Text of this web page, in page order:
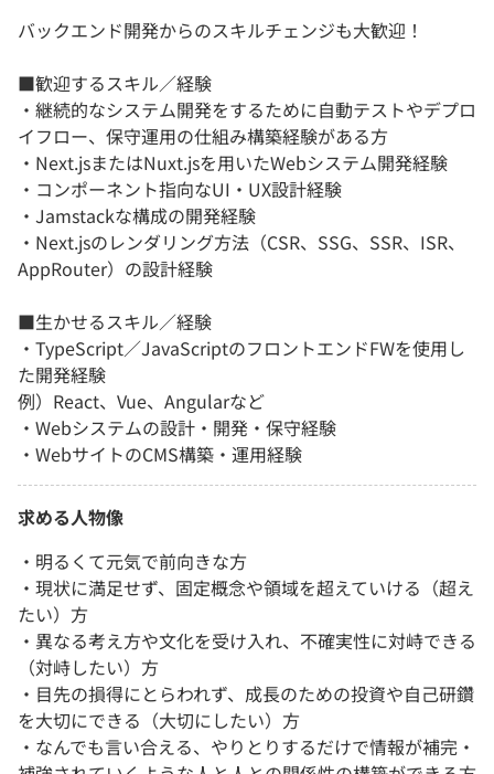
バックエンド開発からのスキルチェンジも大歓迎！
■歓迎するスキル／経験
・継続的なシステム開発をするために自動テストやデプロ
イフロー、保守運用の仕組み構築経験がある方
・Next.jsまたはNuxt.jsを用いたWebシステム開発経験
・コンポーネント指向なUI・UX設計経験
・Jamstackな構成の開発経験
・Next.jsのレンダリング方法（CSR、SSG、SSR、ISR、
AppRouter）の設計経験
■生かせるスキル／経験
・TypeScript／JavaScriptのフロントエンドFWを使用し
た開発経験
例）React、Vue、Angularなど
・Webシステムの設計・開発・保守経験
・WebサイトのCMS構築・運用経験
求める人物像
・明るくて元気で前向きな方
・現状に満足せず、固定概念や領域を超えていける（超え
たい）方
・異なる考え方や文化を受け入れ、不確実性に対峙できる
（対峙したい）方
・目先の損得にとらわれず、成長のための投資や自己研鑽
を大切にできる（大切にしたい）方
・なんでも言い合える、やりとりするだけで情報が補完・